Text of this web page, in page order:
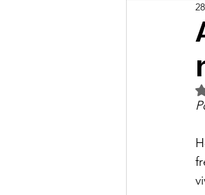
Ensino
Colégio
Green